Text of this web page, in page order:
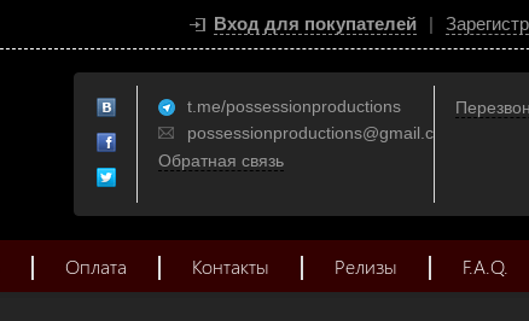
Вход для покупателей |
t.me/possessionproductions
possessionproductions@gmail.com
Обратная связь
Оплата Контакты Релизы F.A.Q.